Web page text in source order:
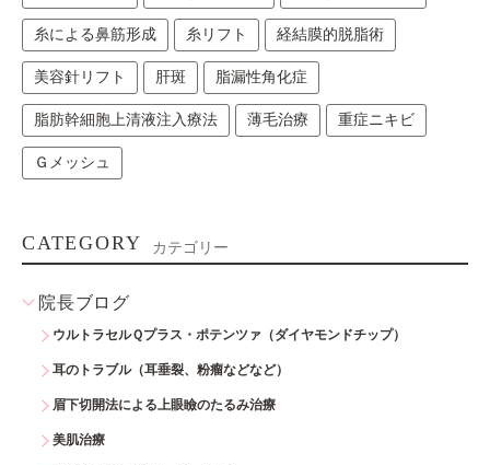
糸による鼻筋形成 糸リフト 経結膜的脱脂術
美容針リフト 肝斑 脂漏性角化症
脂肪幹細胞上清液注入療法 薄毛治療 重症ニキビ
Ｇメッシュ
CATEGORY カテゴリー
院長ブログ
ウルトラセルＱプラス・ポテンツァ（ダイヤモンドチップ）
耳のトラブル（耳垂裂、粉瘤などなど）
眉下切開法による上眼瞼のたるみ治療
美肌治療